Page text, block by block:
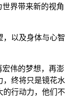
界带来新的视角
，以及身体与心智
伟的梦想，再澎
，终将只是镜花水
的行动力，他们不